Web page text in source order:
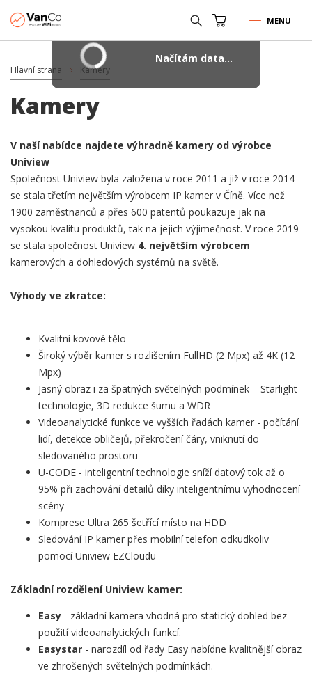
MENU
Hlavní strana Kamery
Kamery
V naší nabídce najdete výhradně kamery od výrobce
Uniview
Společnost Uniview byla založena v roce 2011 a již v roce 2014
se stala třetím největším výrobcem IP kamer v Číně. Více než
1900 zaměstnanců a přes 600 patentů poukazuje jak na
vysokou kvalitu produktů, tak na jejich výjimečnost. V roce 2019
se stala společnost Uniview 4. největším výrobcem
kamerových a dohledových systémů na světě.
Výhody ve zkratce:
Kvalitní kovové tělo
Široký výběr kamer s rozlišením FullHD (2 Mpx) až 4K (12
Mpx)
Jasný obraz i za špatných světelných podmínek – Starlight
technologie, 3D redukce šumu a WDR
Videoanalytické funkce ve vyšších řadách kamer - počítání
lidí, detekce obličejů, překročení čáry, vniknutí do
sledovaného prostoru
U-CODE - inteligentní technologie sníží datový tok až o
95% při zachování detailů díky inteligentnímu vyhodnocení
scény
Komprese Ultra 265 šetřící místo na HDD
Sledování IP kamer přes mobilní telefon odkudkoliv
pomocí Uniview EZCloudu
Základní rozdělení Uniview kamer:
Easy - základní kamera vhodná pro statický dohled bez
použití videoanalytických funkcí.
Easystar - narozdíl od řady Easy nabídne kvalitnější obraz
ve zhrošených světelných podmínkách.
Načítám data...